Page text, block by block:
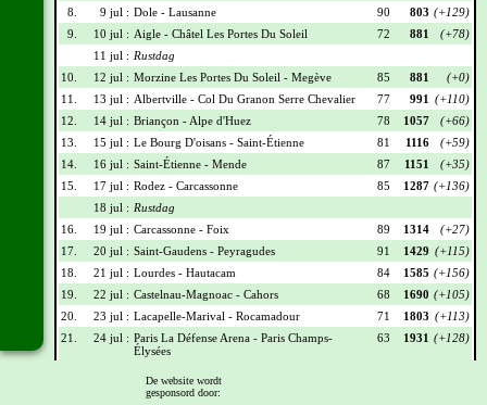
8. 9 jul : Dole - Lausanne 90 803 (+129)
9.
10 jul : Aigle - Châtel Les Portes Du Soleil 72 881
(+78)
11 jul : Rustdag
10.
12 jul : Morzine Les Portes Du Soleil - Megève 85 881
(+0)
11.
13 jul : Albertville - Col Du Granon Serre Chevalier 77 991 (+110)
12.
14 jul : Briançon - Alpe d'Huez 78 1057
(+66)
13.
15 jul : Le Bourg D'oisans - Saint-Étienne 81 1116
(+59)
14.
16 jul : Saint-Étienne - Mende 87 1151
(+35)
15.
17 jul : Rodez - Carcassonne 85 1287 (+136)
18 jul : Rustdag
16.
19 jul : Carcassonne - Foix 89 1314
(+27)
17.
20 jul : Saint-Gaudens - Peyragudes 91 1429 (+115)
18.
21 jul : Lourdes - Hautacam 84 1585 (+156)
19.
22 jul : Castelnau-Magnoac - Cahors 68 1690 (+105)
20.
23 jul : Lacapelle-Marival - Rocamadour 71 1803 (+113)
21.
24 jul : Paris La Défense Arena - Paris Champs-
Élysées
63 1931 (+128)
Wielrennerslijst
De website wordt
gesponsord door: